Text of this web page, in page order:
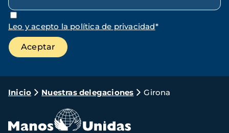
Leo y acepto la política de privacidad*
Ruta
navegación
Inicio Nuestras delegaciones Girona